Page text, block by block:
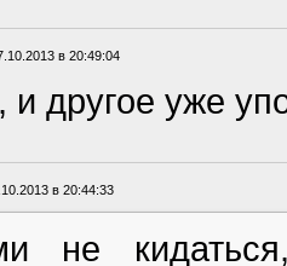
в 20:49:04
и другое уже
в 20:44:33
не